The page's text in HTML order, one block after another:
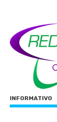
INFORMATIVO